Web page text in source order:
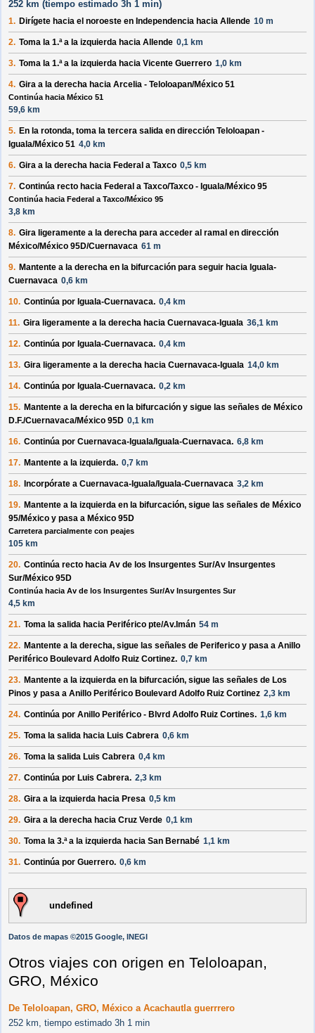
252 km (tiempo estimado 3h 1 min)
1. Dirígete hacia el noroeste en Independencia hacia Allende 10 m
2. Toma la 1.ª a la izquierda hacia Allende 0,1 km
3. Toma la 1.ª a la izquierda hacia Vicente Guerrero 1,0 km
4. Gira a la derecha hacia Arcelia - Teloloapan/México 51
Continúa hacia México 51
59,6 km
5. En la rotonda, toma la tercera salida en dirección Teloloapan -
Iguala/México 51 4,0 km
6. Gira a la derecha hacia Federal a Taxco 0,5 km
7. Continúa recto hacia Federal a Taxco/Taxco - Iguala/México 95
Continúa hacia Federal a Taxco/México 95
3,8 km
8. Gira ligeramente a la derecha para acceder al ramal en dirección
México/México 95D/Cuernavaca 61 m
9. Mantente a la derecha en la bifurcación para seguir hacia Iguala-
Cuernavaca 0,6 km
10. Continúa por Iguala-Cuernavaca. 0,4 km
11. Gira ligeramente a la derecha hacia Cuernavaca-Iguala 36,1 km
12. Continúa por Iguala-Cuernavaca. 0,4 km
13. Gira ligeramente a la derecha hacia Cuernavaca-Iguala 14,0 km
14. Continúa por Iguala-Cuernavaca. 0,2 km
15. Mantente a la derecha en la bifurcación y sigue las señales de México
D.F./Cuernavaca/México 95D 0,1 km
16. Continúa por Cuernavaca-Iguala/Iguala-Cuernavaca. 6,8 km
17. Mantente a la izquierda. 0,7 km
18. Incorpórate a Cuernavaca-Iguala/Iguala-Cuernavaca 3,2 km
19. Mantente a la izquierda en la bifurcación, sigue las señales de México
95/México y pasa a México 95D
Carretera parcialmente con peajes
105 km
20. Continúa recto hacia Av de los Insurgentes Sur/Av Insurgentes
Sur/México 95D
Continúa hacia Av de los Insurgentes Sur/Av Insurgentes Sur
4,5 km
21. Toma la salida hacia Periférico pte/Av.Imán 54 m
22. Mantente a la derecha, sigue las señales de Periferico y pasa a Anillo
Periférico Boulevard Adolfo Ruiz Cortinez. 0,7 km
23. Mantente a la izquierda en la bifurcación, sigue las señales de Los
Pinos y pasa a Anillo Periférico Boulevard Adolfo Ruiz Cortinez 2,3 km
24. Continúa por Anillo Periférico - Blvrd Adolfo Ruiz Cortines. 1,6 km
25. Toma la salida hacia Luis Cabrera 0,6 km
26. Toma la salida Luis Cabrera 0,4 km
27. Continúa por Luis Cabrera. 2,3 km
28. Gira a la izquierda hacia Presa 0,5 km
29. Gira a la derecha hacia Cruz Verde 0,1 km
30. Toma la 3.ª a la izquierda hacia San Bernabé 1,1 km
31. Continúa por Guerrero. 0,6 km
undefined
Datos de mapas ©2015 Google, INEGI
Otros viajes con origen en Teloloapan,
GRO, México
De Teloloapan, GRO, México a Acachautla guerrrero
252 km, tiempo estimado 3h 1 min